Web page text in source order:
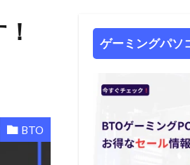
BTO
ゲーミングパソ